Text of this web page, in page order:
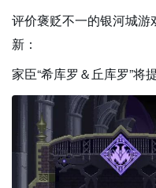
评价褒贬不一的银河城
新：
家臣“希库罗＆丘库罗”将